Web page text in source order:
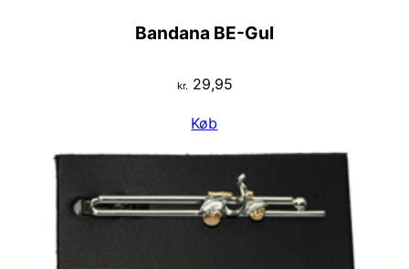
Bandana BE-Gul
kr. 29,95
Køb